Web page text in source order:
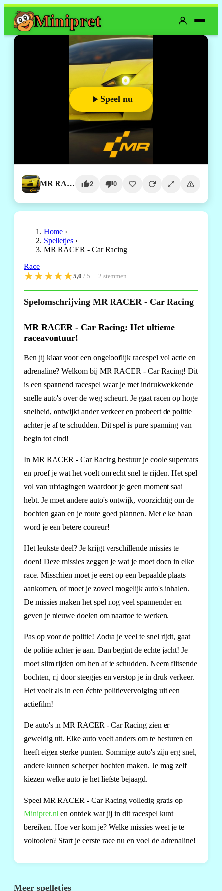
Minipret
Speel nu
MR RACER - Car Racing 2 0
Home ›
Spelletjes ›
MR RACER - Car Racing
Race
★★★★★5,0 / 5 · 2 stemmen
Spelomschrijving MR RACER - Car Racing
MR RACER - Car Racing: Het ultieme
raceavontuur!
Ben jij klaar voor een ongelooflijk racespel vol actie en
adrenaline? Welkom bij MR RACER - Car Racing! Dit
is een spannend racespel waar je met indrukwekkende
snelle auto's over de weg scheurt. Je gaat racen op hoge
snelheid, ontwijkt ander verkeer en probeert de politie
achter je af te schudden. Dit spel is pure spanning van
begin tot eind!
In MR RACER - Car Racing bestuur je coole supercars
en proef je wat het voelt om echt snel te rijden. Het spel
vol van uitdagingen waardoor je geen moment saai
hebt. Je moet andere auto's ontwijk, voorzichtig om de
bochten gaan en je route goed plannen. Met elke baan
word je een betere coureur!
Het leukste deel? Je krijgt verschillende missies te
doen! Deze missies zeggen je wat je moet doen in elke
race. Misschien moet je eerst op een bepaalde plaats
aankomen, of moet je zoveel mogelijk auto's inhalen.
De missies maken het spel nog veel spannender en
geven je nieuwe doelen om naartoe te werken.
Pas op voor de politie! Zodra je veel te snel rijdt, gaat
de politie achter je aan. Dan begint de echte jacht! Je
moet slim rijden om hen af te schudden. Neem flitsende
bochten, rij door steegjes en verstop je in druk verkeer.
Het voelt als in een échte politievervolging uit een
actiefilm!
De auto's in MR RACER - Car Racing zien er
geweldig uit. Elke auto voelt anders om te besturen en
heeft eigen sterke punten. Sommige auto's zijn erg snel,
andere kunnen scherper bochten maken. Je mag zelf
kiezen welke auto je het liefste bejaagd.
Speel MR RACER - Car Racing volledig gratis op
Minipret.nl en ontdek wat jij in dit racespel kunt
bereiken. Hoe ver kom je? Welke missies weet je te
voltooien? Start je eerste race nu en voel de adrenaline!
Meer spelletjes